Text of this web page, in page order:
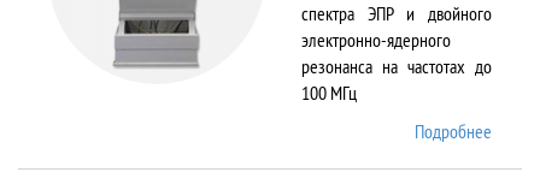
спектра ЭПР и двойного
электронно-ядерного
резонанса на частотах до
100 МГц
Подробнее